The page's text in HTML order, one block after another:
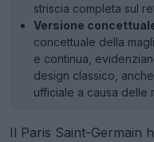
striscia completa sul
Versione
concettuale della
e continua,
design classico,
ufficiale a causa delle
Il Paris Saint-Germain